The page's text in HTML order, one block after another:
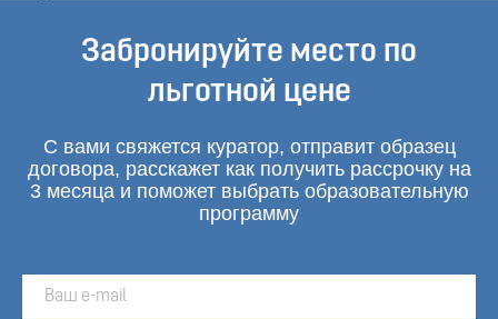
Забронируйте место по
льготной цене
С вами свяжется куратор, отправит образец
договора, расскажет как получить рассрочку на
3 месяца и поможет выбрать образовательную
программу